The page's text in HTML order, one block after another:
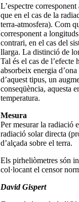
L’espectre
que en el cas de la
terra-atmosfera). Com
corresponent a
contrari, en el cas del
llarga. La distinció de
Tal és el cas de
absorbeix energia
d’aquest tipus, un
conseqüència, aquesta
temperatura.
Mesura
Per mesurar la radiació
radiació solar directa
d’alçada sobre el terra.
Els pirheliòmetres són
col·locant el censor
David Gispert